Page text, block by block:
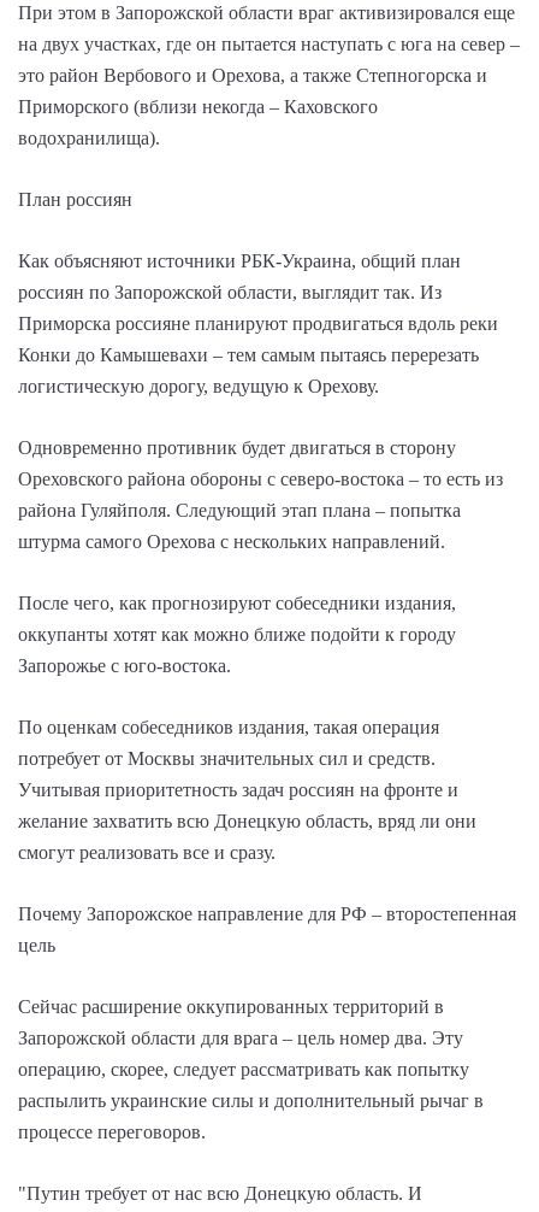
При этом в Запорожской области враг активизировался еще
на двух участках, где он пытается наступать с юга на север –
это район Вербового и Орехова, а также Степногорска и
Приморского (вблизи некогда – Каховского
водохранилища).
План россиян
Как объясняют источники РБК-Украина, общий план
россиян по Запорожской области, выглядит так. Из
Приморска россияне планируют продвигаться вдоль реки
Конки до Камышевахи – тем самым пытаясь перерезать
логистическую дорогу, ведущую к Орехову.
Одновременно противник будет двигаться в сторону
Ореховского района обороны с северо-востока – то есть из
района Гуляйполя. Следующий этап плана – попытка
штурма самого Орехова с нескольких направлений.
После чего, как прогнозируют собеседники издания,
оккупанты хотят как можно ближе подойти к городу
Запорожье с юго-востока.
По оценкам собеседников издания, такая операция
потребует от Москвы значительных сил и средств.
Учитывая приоритетность задач россиян на фронте и
желание захватить всю Донецкую область, вряд ли они
смогут реализовать все и сразу.
Почему Запорожское направление для РФ – второстепенная
цель
Сейчас расширение оккупированных территорий в
Запорожской области для врага – цель номер два. Эту
операцию, скорее, следует рассматривать как попытку
распылить украинские силы и дополнительный рычаг в
процессе переговоров.
"Путин требует от нас всю Донецкую область. И